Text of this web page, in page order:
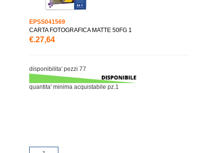
EPSS041569
CARTA FOTOGRAFICA MATTE 50FG 1
€.27,64
disponibilita' pezzi 77
quantita' minima acquistabile pz.1